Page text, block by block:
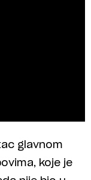
glavnom
koje je